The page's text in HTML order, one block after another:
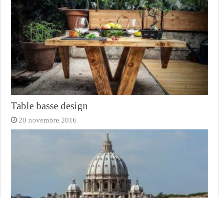
Table basse design
20 novembre 2016